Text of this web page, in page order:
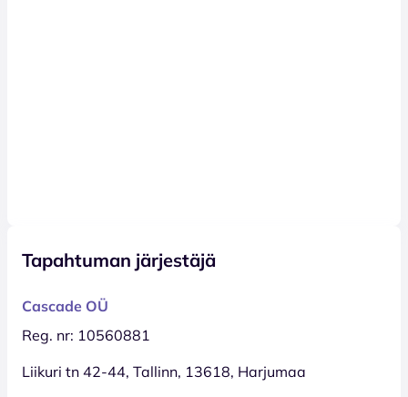
Tapahtuman järjestäjä
Cascade OÜ
Reg. nr: 10560881
Liikuri tn 42-44, Tallinn, 13618, Harjumaa